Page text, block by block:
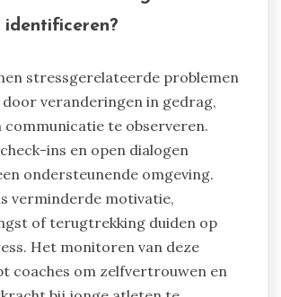
voor sport wijzen op
stress. Ouders en coaches
te bieden en de mentale
vergroten.
coaches stressgerelateerde
stressgerelateerde problemen
veranderingen in gedrag,
communicatie te observeren.